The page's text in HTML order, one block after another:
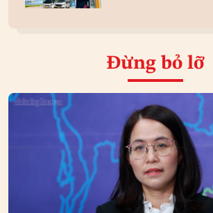
Đừng bỏ lỡ